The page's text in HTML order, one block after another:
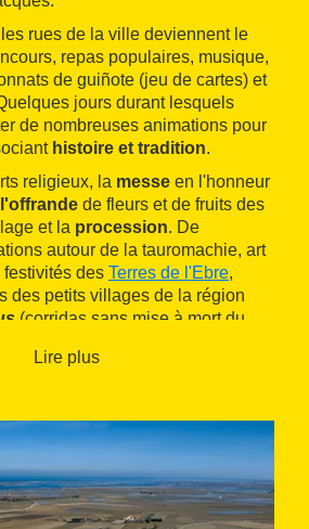
rues de la ville deviennent le
repas populaires, musique,
de guiñote (jeu de cartes) et
jours durant lesquels
de nombreuses animations pour
histoire et tradition.
religieux, la messe en l'honneur
l'offrande de fleurs et de fruits des
et la procession. De
autour de la tauromachie, art
des Terres de l'Ebre,
des petits villages de la région
(corridas sans mise à mort du
(taureau en flamme). D'autres
bolos (jeux de quilles), les
les défilés et les bals avec
Lire plus